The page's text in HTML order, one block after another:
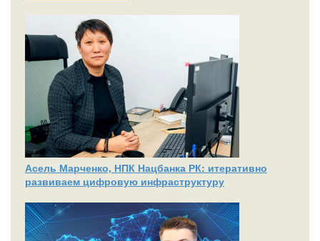
Асель Марченко, НПК Нацбанка РК: итеративно
развиваем цифровую инфраструктуру